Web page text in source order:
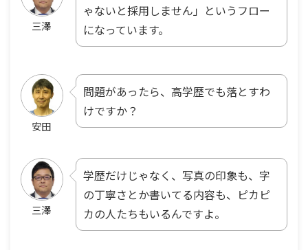
三澤
ゃないと採用しません」というフロー
になっています。
安田
問題があったら、高学歴でも落とすわ
けですか？
三澤
学歴だけじゃなく、写真の印象も、字
の丁寧さとか書いてる内容も、ピカピ
カの人たちもいるんですよ。